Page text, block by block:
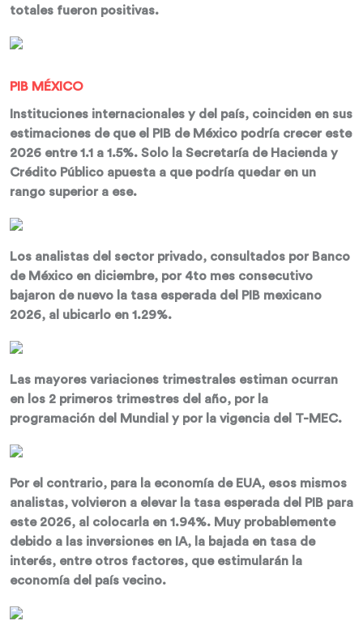
totales fueron positivas.
PIB MÉXICO
Instituciones internacionales y del país, coinciden en sus
estimaciones de que el PIB de México podría crecer este
2026 entre 1.1 a 1.5%. Solo la Secretaría de Hacienda y
Crédito Público apuesta a que podría quedar en un
rango superior a ese.
Los analistas del sector privado, consultados por Banco
de México en diciembre, por 4to mes consecutivo
bajaron de nuevo la tasa esperada del PIB mexicano
2026, al ubicarlo en 1.29%.
Las mayores variaciones trimestrales estiman ocurran
en los 2 primeros trimestres del año, por la
programación del Mundial y por la vigencia del T-MEC.
Por el contrario, para la economía de EUA, esos mismos
analistas, volvieron a elevar la tasa esperada del PIB para
este 2026, al colocarla en 1.94%. Muy probablemente
debido a las inversiones en IA, la bajada en tasa de
interés, entre otros factores, que estimularán la
economía del país vecino.